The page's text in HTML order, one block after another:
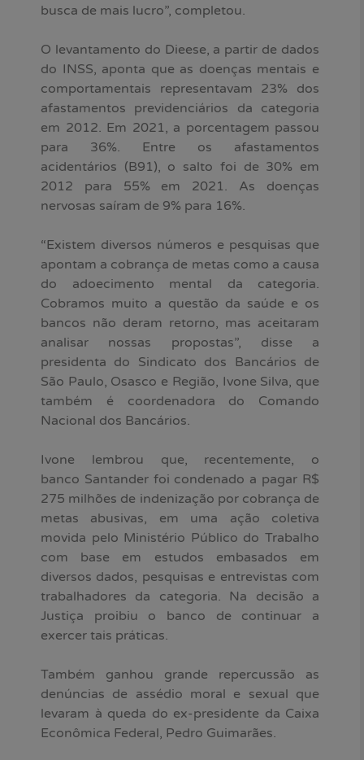
busca de mais lucro”, completou.
O levantamento do Dieese, a partir de dados
do INSS, aponta que as doenças mentais e
comportamentais representavam 23% dos
afastamentos previdenciários da categoria
em 2012. Em 2021, a porcentagem passou
para 36%. Entre os afastamentos
acidentários (B91), o salto foi de 30% em
2012 para 55% em 2021. As doenças
nervosas saíram de 9% para 16%.
“Existem diversos números e pesquisas que
apontam a cobrança de metas como a causa
do adoecimento mental da categoria.
Cobramos muito a questão da saúde e os
bancos não deram retorno, mas aceitaram
analisar nossas propostas”, disse a
presidenta do Sindicato dos Bancários de
São Paulo, Osasco e Região, Ivone Silva, que
também é coordenadora do Comando
Nacional dos Bancários.
Ivone lembrou que, recentemente, o
banco Santander foi condenado a pagar R$
275 milhões de indenização por cobrança de
metas abusivas, em uma ação coletiva
movida pelo Ministério Público do Trabalho
com base em estudos embasados em
diversos dados, pesquisas e entrevistas com
trabalhadores da categoria. Na decisão a
Justiça proibiu o banco de continuar a
exercer tais práticas.
Também ganhou grande repercussão as
denúncias de assédio moral e sexual que
levaram à queda do ex-presidente da Caixa
Econômica Federal, Pedro Guimarães.